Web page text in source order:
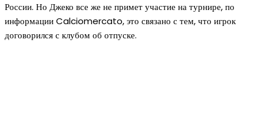
России. Но Джеко все же не примет участие на турнире, по
информации Calciomercato, это связано с тем, что игрок
договорился с клубом об отпуске.